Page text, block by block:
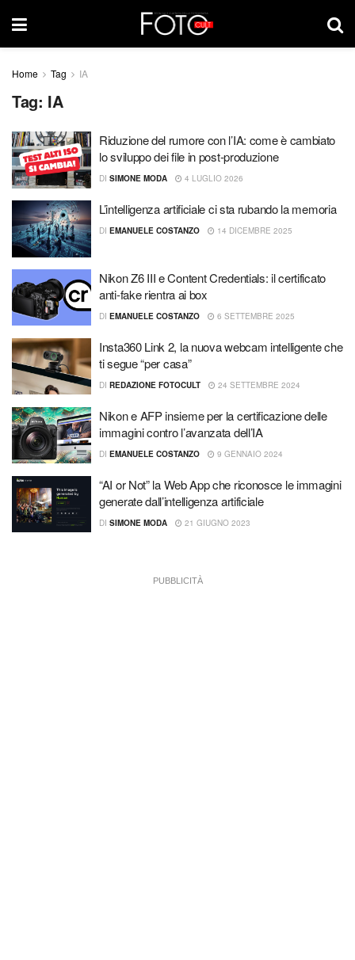
Home Tag IA
Tag: IA
Riduzione del rumore con l’IA: come è cambiato
lo sviluppo dei file in post-produzione
DI SIMONE MODA 4 LUGLIO 2026
L’intelligenza artificiale ci sta rubando la memoria
DI EMANUELE COSTANZO 14 DICEMBRE 2025
Nikon Z6 III e Content Credentials: il certificato
anti-fake rientra ai box
DI EMANUELE COSTANZO 6 SETTEMBRE 2025
Insta360 Link 2, la nuova webcam intelligente che
ti segue “per casa”
DI REDAZIONE FOTOCULT 24 SETTEMBRE 2024
Nikon e AFP insieme per la certificazione delle
immagini contro l’avanzata dell’IA
DI EMANUELE COSTANZO 9 GENNAIO 2024
“AI or Not” la Web App che riconosce le immagini
generate dall’intelligenza artificiale
DI SIMONE MODA 21 GIUGNO 2023
PUBBLICITÀ